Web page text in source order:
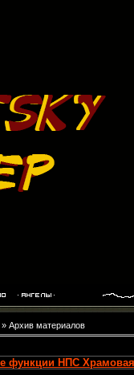
» Архив материалов
функции НПС